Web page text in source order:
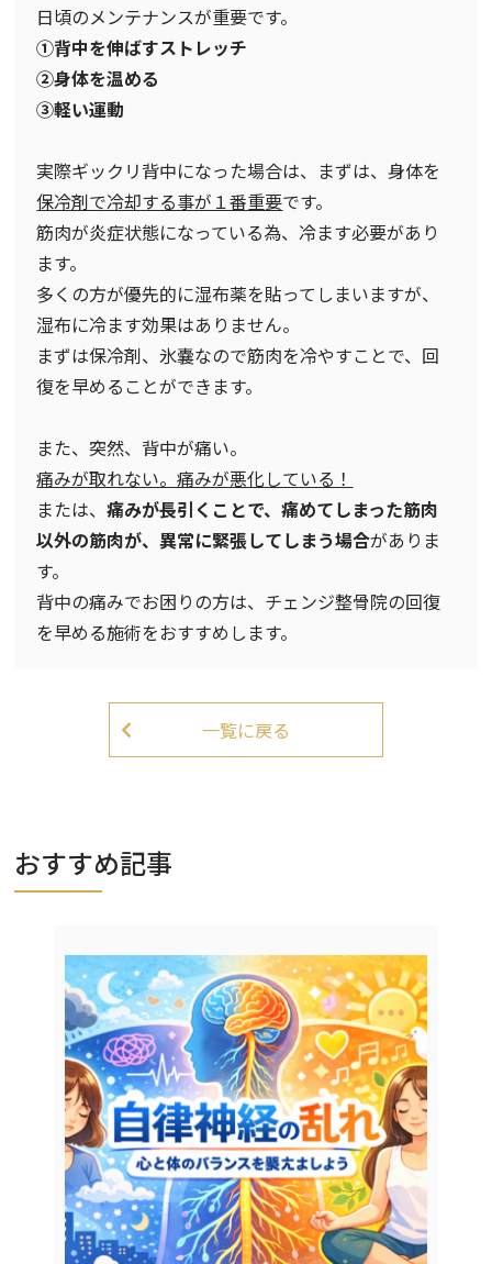
日頃のメンテナンスが重要です。
①背中を伸ばすストレッチ
②身体を温める
③軽い運動
実際ギックリ背中になった場合は、まずは、身体を
保冷剤で冷却する事が１番重要です。
筋肉が炎症状態になっている為、冷ます必要があり
ます。
多くの方が優先的に湿布薬を貼ってしまいますが、
湿布に冷ます効果はありません。
まずは保冷剤、氷嚢なので筋肉を冷やすことで、回
復を早めることができます。
また、突然、背中が痛い。
痛みが取れない。痛みが悪化している！
または、痛みが長引くことで、痛めてしまった筋肉
以外の筋肉が、異常に緊張してしまう場合がありま
す。
背中の痛みでお困りの方は、チェンジ整骨院の回復
を早める施術をおすすめします。
一覧に戻る
おすすめ記事